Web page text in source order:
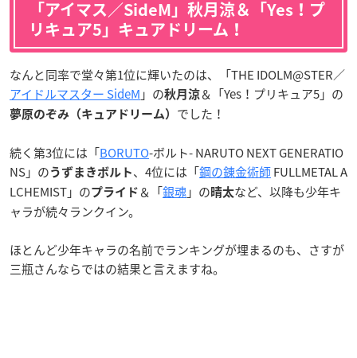
「アイマス／SideM」秋月涼＆「Yes！プ
リキュア5」キュアドリーム！
なんと同率で堂々第1位に輝いたのは、「THE IDOLM@STER／
アイドルマスター SideM 」の秋月涼 ＆「Yes！プリキュア5」の
夢原のぞみ（キュアドリーム） でした！
続く第3位には「BORUTO-ボルト- NARUTO NEXT GENERATIO
NS」の うずまきボルト 、4位には「鋼の錬金術師FULLMETAL A
LCHEMIST」のプライド ＆「銀魂」の 晴太など、以降も少年キ
ャラが続々ランクイン。
ほとんど少年キャラの名前でランキングが埋まるのも、さすが
三瓶さんならではの結果と言えますね。